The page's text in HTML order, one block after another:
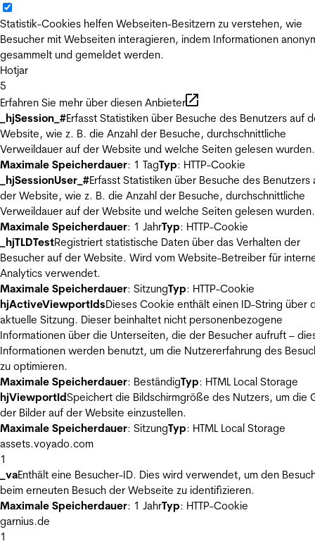
Statistik-Cookies helfen Webseiten-Besitzern zu verstehen, wie
Besucher mit Webseiten interagieren, indem Informationen
gesammelt und gemeldet werden.
Hotjar
5
Erfahren Sie mehr über diesen Anbieter
_hjSession_#Erfasst Statistiken über Besuche des Benutzers auf
Website, wie z. B. die Anzahl der Besuche, durchschnittliche
Verweildauer auf der Website und welche Seiten gelesen wurden.
Maximale Speicherdauer: 1 TagTyp: HTTP-Cookie
_hjSessionUser_#Erfasst Statistiken über Besuche des Benutzers
der Website, wie z. B. die Anzahl der Besuche, durchschnittliche
Verweildauer auf der Website und welche Seiten gelesen wurden.
Maximale Speicherdauer: 1 JahrTyp: HTTP-Cookie
_hjTLDTestRegistriert statistische Daten über das Verhalten der
Besucher auf der Website. Wird vom Website-Betreiber für
Analytics verwendet.
Maximale Speicherdauer: SitzungTyp: HTTP-Cookie
hjActiveViewportIdsDieses Cookie enthält einen ID-String über
aktuelle Sitzung. Dieser beinhaltet nicht personenbezogene
Informationen über die Unterseiten, die der Besucher aufruft –
Informationen werden benutzt, um die Nutzererfahrung des
zu optimieren.
Maximale Speicherdauer: BeständigTyp: HTML Local Storage
hjViewportIdSpeichert die Bildschirmgröße des Nutzers, um die
der Bilder auf der Website einzustellen.
Maximale Speicherdauer: SitzungTyp: HTML Local Storage
assets.voyado.com
1
_vaEnthält eine Besucher-ID. Dies wird verwendet, um den
beim erneuten Besuch der Webseite zu identifizieren.
Maximale Speicherdauer: 1 JahrTyp: HTTP-Cookie
garnius.de
1